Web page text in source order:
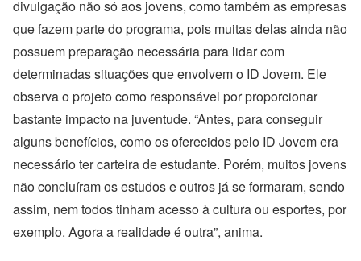
divulgação não só aos jovens, como também as empresas
que fazem parte do programa, pois muitas delas ainda não
possuem preparação necessária para lidar com
determinadas situações que envolvem o ID Jovem. Ele
observa o projeto como responsável por proporcionar
bastante impacto na juventude. “Antes, para conseguir
alguns benefícios, como os oferecidos pelo ID Jovem era
necessário ter carteira de estudante. Porém, muitos jovens
não concluíram os estudos e outros já se formaram, sendo
assim, nem todos tinham acesso à cultura ou esportes, por
exemplo. Agora a realidade é outra”, anima.